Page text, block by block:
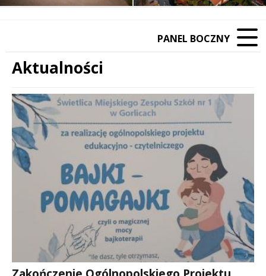
PANEL BOCZNY
Aktualności
Treść